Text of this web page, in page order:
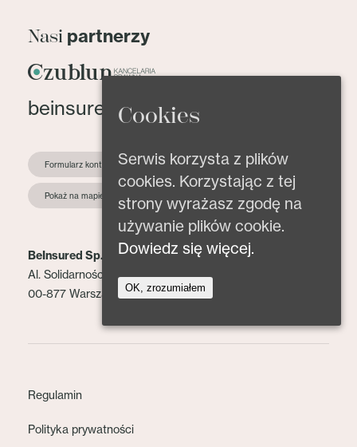
Nasi partnerzy
beinsured@beinsured.pl
Formularz kontaktowy
Pokaż na mapie
BeInsured Sp. z o.o.
Al. Solidarności 153 lok. 2
00-877 Warszawa
Regulamin
Polityka prywatności
Cookies
Serwis korzysta z plików
cookies. Korzystając z tej
strony wyrażasz zgodę na
używanie plików cookie.
Dowiedz się więcej.
OK, zrozumiałem